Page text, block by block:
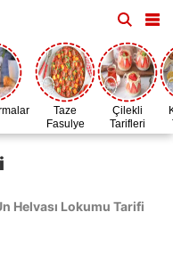
Taze
Fasulye
Zamanı
Çilekli
Tarifleri
Helvası Lokumu Tarifi